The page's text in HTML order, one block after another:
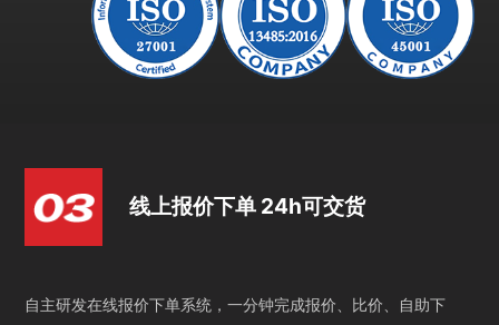
线上报价下单 24h可交货
自主研发在线报价下单系统，一分钟完成报价、比价、自助下